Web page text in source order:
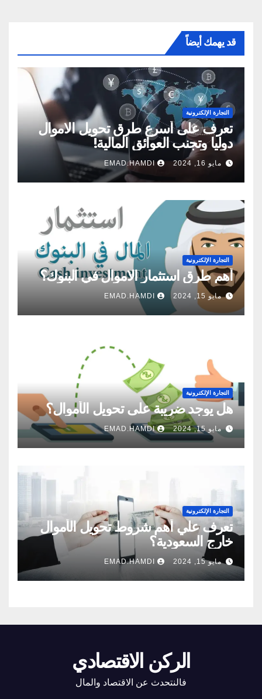
قد يهمك أيضاً
التجارة الإلكترونية
تعرف على أسرع طرق تحويل الاموال
دوليا وتجنب العوائق المالية!
مايو 16, 2024 EMAD.HAMDI
التجارة الإلكترونية
أهم طرق استثمار الاموال في البنوك؟
مايو 15, 2024 EMAD.HAMDI
التجارة الإلكترونية
هل يوجد ضريبة على تحويل الأموال؟
مايو 15, 2024 EMAD.HAMDI
التجارة الإلكترونية
تعرف علي أهم شروط تحويل الأموال
خارج السعودية؟
مايو 15, 2024 EMAD.HAMDI
الركن الاقتصادي
فالنتحدث عن الاقتصاد والمال